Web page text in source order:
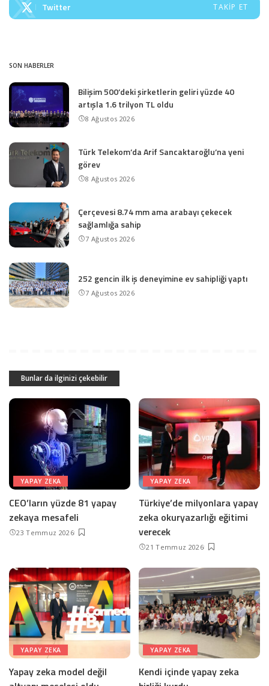
Twitter TAKIP ET
SON HABERLER
Bilişim 500’deki şirketlerin geliri yüzde 40
artışla 1.6 trilyon TL oldu
8 Ağustos 2026
Türk Telekom’da Arif Sancaktaroğlu’na yeni
görev
8 Ağustos 2026
Çerçevesi 8.74 mm ama arabayı çekecek
sağlamlığa sahip
7 Ağustos 2026
252 gencin ilk iş deneyimine ev sahipliği yaptı
7 Ağustos 2026
Bunlar da ilginizi çekebilir
YAPAY ZEKA
CEO’ların yüzde 81 yapay
zekaya mesafeli
23 Temmuz 2026
YAPAY ZEKA
Türkiye’de milyonlara yapay
zeka okuryazarlığı eğitimi
verecek
21 Temmuz 2026
YAPAY ZEKA
Yapay zeka model değil
YAPAY ZEKA
Kendi içinde yapay zeka